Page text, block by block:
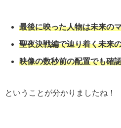
最後に映った人物は未来の
聖夜決戦編で辿り着く未来
映像の数秒前の配置でも確
ということが分かりましたね！